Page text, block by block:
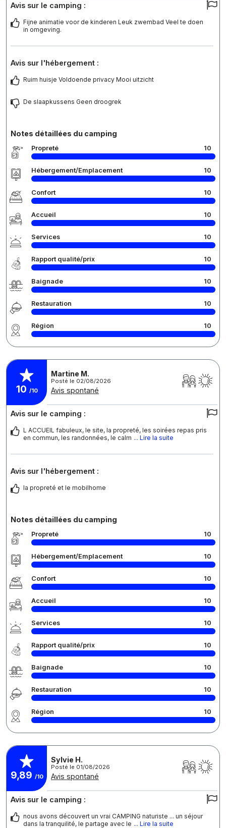
Avis sur le camping :
Fijne animatie voor de kinderen Leuk zwembad Veel te doen
in omgeving.
Avis sur l'hébergement :
Ruim huisje Voldoende privacy Mooi uitzicht
De slaapkussens Geen droogrek
Notes détaillées du camping
Propreté 10
Hébergement/Emplacement 10
Confort 10
Accueil 10
Services 10
Rapport qualité/prix 10
Baignade 10
Restauration 10
Région 10
10 /10
Martine M.
Posté le 02/08/2026
Avis spontané
Avis sur le camping :
L ACCUEIL fabuleux, le site, la propreté, les soirées repas pris
en commun, les randonnées, le calm ... Lire la suite
Avis sur l'hébergement :
la propreté et le mobilhome
Notes détaillées du camping
Propreté 10
Hébergement/Emplacement 10
Confort 10
Accueil 10
Services 10
Rapport qualité/prix 10
Baignade 10
Restauration 10
Région 10
9,89 /10
Sylvie H.
Posté le 01/08/2026
Avis spontané
Avis sur le camping :
nous avons découvert un vrai CAMPING naturiste ... un séjour
dans la tranquilité, le partage avec le ... Lire la suite